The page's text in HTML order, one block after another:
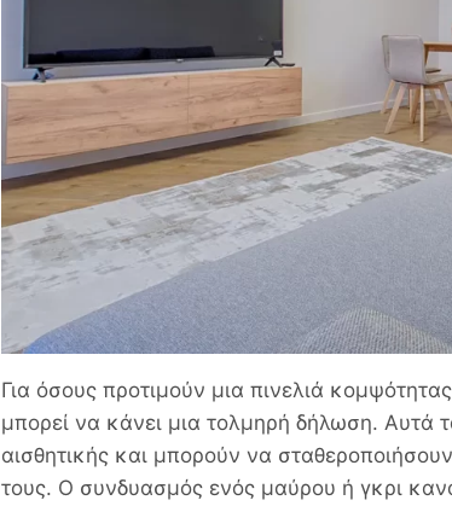
Για όσους προτιμούν μια πινελιά
μπορεί να κάνει μια τολμηρή δήλωση.
αισθητικής και μπορούν να
τους. Ο συνδυασμός ενός μαύρου ή γκρι